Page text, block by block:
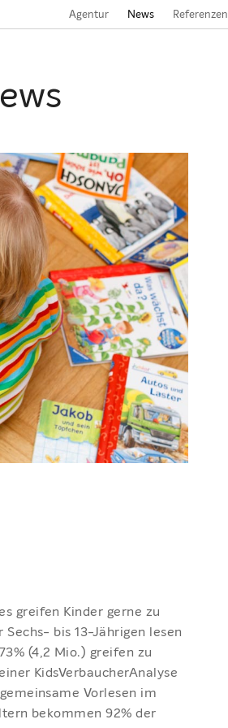
Agentur News Referenzen
greifen Kinder gerne zu
bis 13-Jährigen lesen
(4,2 Mio.) greifen zu
KidsVerbaucherAnalyse
Vorlesen im
bekommen 92% der